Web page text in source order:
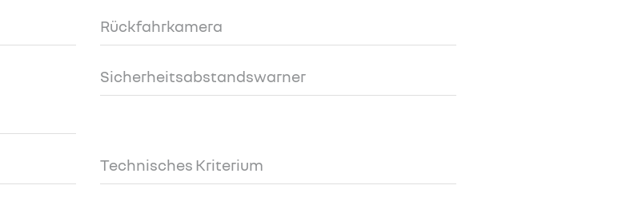
Rückfahrkamera
Sicherheitsabstandswarner
Technisches Kriterium